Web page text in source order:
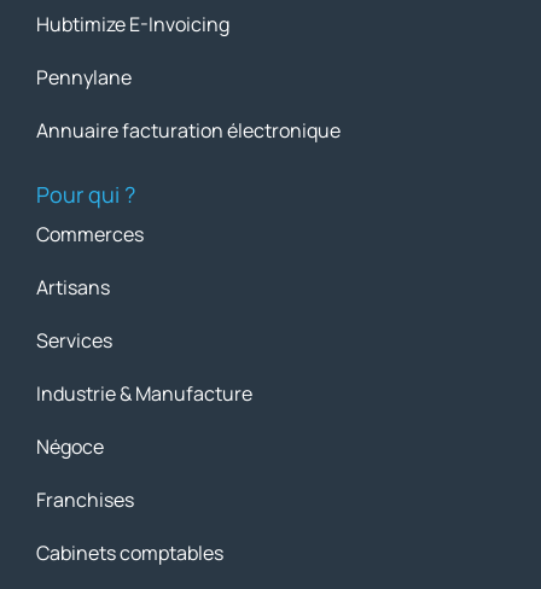
Hubtimize E-Invoicing
Pennylane
Annuaire facturation électronique
Pour qui ?
Commerces
Artisans
Services
Industrie & Manufacture
Négoce
Franchises
Cabinets comptables